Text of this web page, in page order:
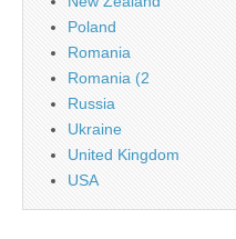
Poland
Romania
Romania (2
Russia
Ukraine
United Kingdom
USA